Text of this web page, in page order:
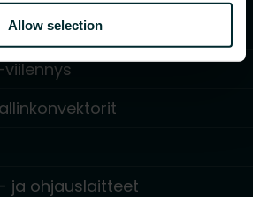
Allow selection
ja ohjauslaitteet